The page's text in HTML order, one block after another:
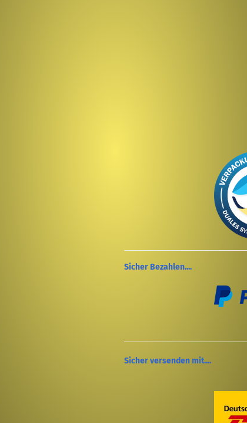
Sicher Bezahlen....
Sicher versenden mit....